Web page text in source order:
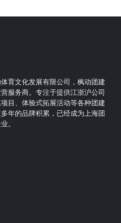
育文化发展有限公司，枫动团建
服务商。专注于提供江浙沪公司
目、体验式拓展活动等各种团建
年的品牌积累，已经成为上海团
。